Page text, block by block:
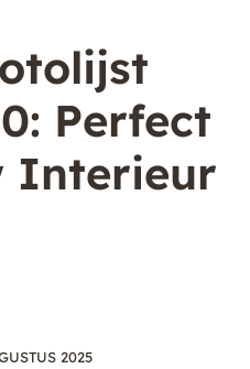
Perfect
Interieur
2025